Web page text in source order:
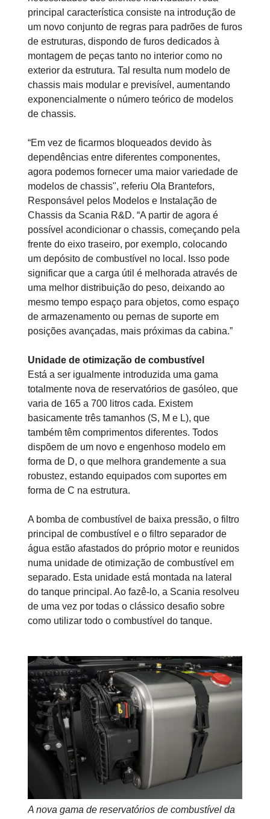
principal característica consiste na introdução de
um novo conjunto de regras para padrões de furos
de estruturas, dispondo de furos dedicados à
montagem de peças tanto no interior como no
exterior da estrutura. Tal resulta num modelo de
chassis mais modular e previsível, aumentando
exponencialmente o número teórico de modelos
de chassis.
“Em vez de ficarmos bloqueados devido às
dependências entre diferentes componentes,
agora podemos fornecer uma maior variedade de
modelos de chassis", referiu Ola Brantefors,
Responsável pelos Modelos e Instalação de
Chassis da Scania R&D. “A partir de agora é
possível acondicionar o chassis, começando pela
frente do eixo traseiro, por exemplo, colocando
um depósito de combustível no local. Isso pode
significar que a carga útil é melhorada através de
uma melhor distribuição do peso, deixando ao
mesmo tempo espaço para objetos, como espaço
de armazenamento ou pernas de suporte em
posições avançadas, mais próximas da cabina.”
Unidade de otimização de combustível
Está a ser igualmente introduzida uma gama
totalmente nova de reservatórios de gasóleo, que
varia de 165 a 700 litros cada. Existem
basicamente três tamanhos (S, M e L), que
também têm comprimentos diferentes. Todos
dispõem de um novo e engenhoso modelo em
forma de D, o que melhora grandemente a sua
robustez, estando equipados com suportes em
forma de C na estrutura.
A bomba de combustível de baixa pressão, o filtro
principal de combustível e o filtro separador de
água estão afastados do próprio motor e reunidos
numa unidade de otimização de combustível em
separado. Esta unidade está montada na lateral
do tanque principal. Ao fazê-lo, a Scania resolveu
de uma vez por todas o clássico desafio sobre
como utilizar todo o combustível do tanque.
A nova gama de reservatórios de combustível da